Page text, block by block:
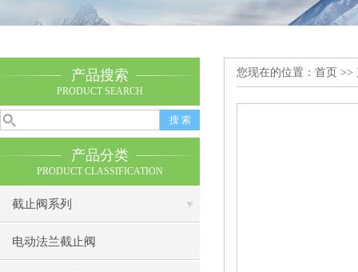
产品搜索
PRODUCT SEARCH
产品分类
PRODUCT CLASSIFICATION
截止阀系列
电动法兰截止阀
您现在的位置： 首页 >>